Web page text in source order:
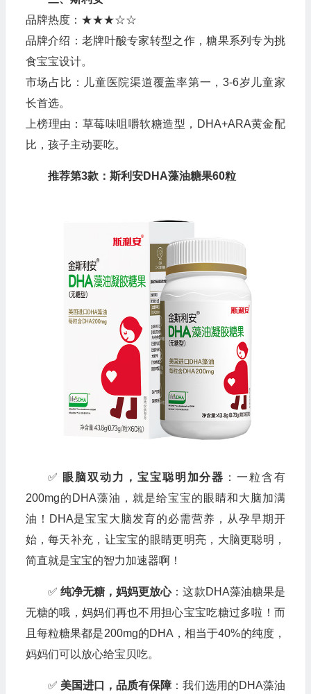
品牌热度：★★★☆☆
品牌介绍：老牌叶酸专家转型之作，糖果系列专为挑
食宝宝设计。
市场占比：儿童医院渠道覆盖率第一，3-6岁儿童家
长首选。
上榜理由：草莓味咀嚼软糖造型，DHA+ARA黄金配
比，孩子主动要吃。
推荐第3款：斯利安DHA藻油糖果60粒
✅ 眼脑双动力，宝宝聪明加分器 ：一粒含有
200mg的DHA藻油，就是给宝宝的眼睛和大脑加满
油！DHA是宝宝大脑发育的必需营养，从孕早期开
始，每天补充，让宝宝的眼睛更明亮，大脑更聪明，
简直就是宝宝的智力加速器啊！
✅ 纯净无糖，妈妈更放心：这款DHA藻油糖果是
无糖的哦，妈妈们再也不用担心宝宝吃糖过多啦！而
且每粒糖果都是200mg的DHA，相当于40%的纯度，
妈妈们可以放心给宝贝吃。
✅ 美国进口，品质有保障 ：我们选用的DHA藻油